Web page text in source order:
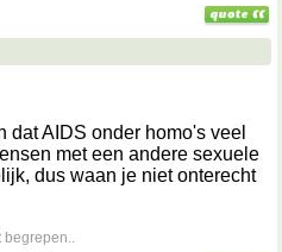
dat AIDS onder homo's veel
met een andere sexuele
dus waan je niet onterecht
begrepen..